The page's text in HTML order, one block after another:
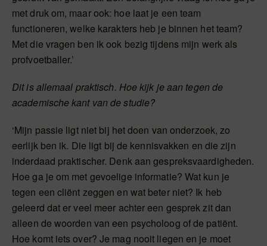
met druk om, maar ook: hoe laat je een team
functioneren, welke karakters heb je binnen het team?
Met die vragen ben ik ook bezig tijdens mijn werk als
profvoetballer.’
Dit is allemaal praktisch. Hoe kijk je aan tegen de
academische kant van de studie?
‘Mijn passie ligt niet bij het doen van onderzoek, zo
eerlijk ben ik. Die ligt bij de kennisvakken en die zijn
inderdaad praktischer. Denk aan gespreksvaardigheden.
Hoe ga je om met gevoelige informatie? Wat kun je
tegen een cliënt zeggen en wat beter niet? Ik heb
geleerd dat er veel meer achter een gesprek zit dan
alleen de woorden van een psycholoog of de patiënt.
Hoe komt iets over? Je mag nooit liegen en je moet